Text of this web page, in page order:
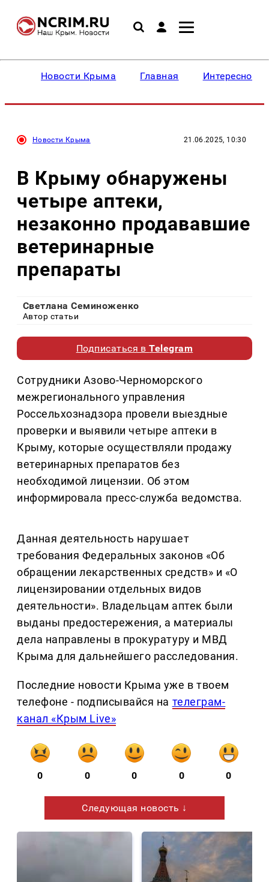
Новости Крыма Главная Интересное
Новости Крыма 21.06.2025, 10:30
В Крыму обнаружены
четыре аптеки,
незаконно продававшие
ветеринарные
препараты
Светлана Семиноженко
Автор статьи
Подписаться вTelegram
Сотрудники Азово-Черноморского
межрегионального управления
Россельхознадзора провели выездные
проверки и выявили четыре аптеки в
Крыму, которые осуществляли продажу
ветеринарных препаратов без
необходимой лицензии. Об этом
информировала пресс-служба ведомства.
Данная деятельность нарушает
требования Федеральных законов «Об
обращении лекарственных средств» и «О
лицензировании отдельных видов
деятельности». Владельцам аптек были
выданы предостережения, а материалы
дела направлены в прокуратуру и МВД
Крыма для дальнейшего расследования.
Последние новости Крыма уже в твоем
телефоне - подписывайся на телеграм-
канал «Крым Live»
0 0 0 0 0
Следующая новость ↓